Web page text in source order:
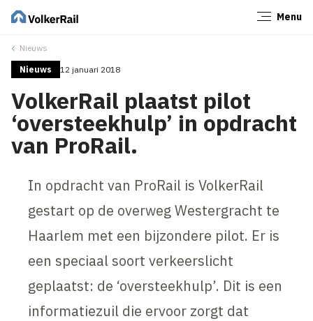
Menu
Nieuws
Nieuws 12 januari 2018
VolkerRail plaatst pilot
‘oversteekhulp’ in opdracht
van ProRail.
In opdracht van ProRail is VolkerRail
gestart op de overweg Westergracht te
Haarlem met een bijzondere pilot. Er is
een speciaal soort verkeerslicht
geplaatst: de ‘oversteekhulp’. Dit is een
informatiezuil die ervoor zorgt dat
Sluiten